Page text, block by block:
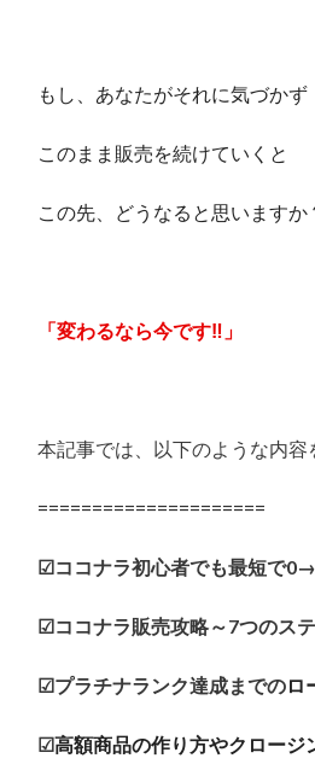
もし、あなたがそれに気づかず
このまま販売を続けていくと
この先、どうなると思いますか
「変わるなら今です‼」
本記事では、以下のような内容
=====================
☑ココナラ初心者でも最短で
☑ココナラ販売攻略～7つのス
☑プラチナランク達成までのロ
☑高額商品の作り方やクロージ